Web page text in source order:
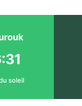
soleil